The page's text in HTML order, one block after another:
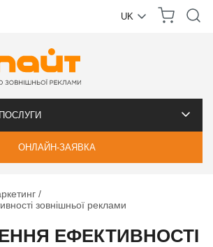
UK
ОНЛАЙН-ЗАЯВКА
зовнішньої реклами
ЕФЕКТИВНОСТІ